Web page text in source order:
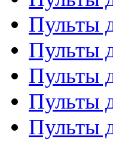
Пульты
Пульты
Пульты
Пульты
Пульты